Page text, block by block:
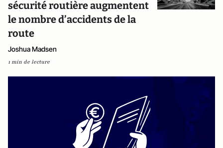
sécurité routière augmentent
le nombre d’accidents de la
route
Joshua Madsen
1 min de lecture